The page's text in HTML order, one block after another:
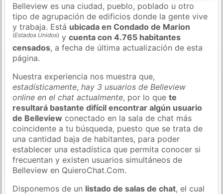
Belleview es una ciudad, pueblo, poblado u otro
tipo de agrupación de edificios donde la gente vive
y trabaja. Está ubicada en Condado de Marion
(Estados Unidos) ycuenta con 4.765 habitantes
censados, a fecha de última actualización de esta
página.
Nuestra experiencia nos muestra que,
estadísticamente,hay 3 usuarios de Belleview
online en el chat actualmente, por lo quete
resultará bastante difícil encontrar algún usuario
de Belleview conectado en la sala de chat más
coincidente a tu búsqueda, puesto que se trata de
una cantidad baja de habitantes, para poder
establecer una estadística que permita conocer si
frecuentan y existen usuarios simultáneos de
Belleview en QuieroChat.Com.
Disponemos de un listado de salas de chat, el cual